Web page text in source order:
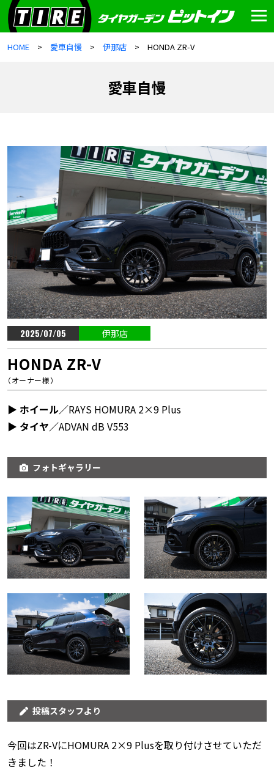
HOME 愛車自慢 伊那店 HONDA ZR-V
愛車自慢
2025/07/05 伊那店
HONDA ZR-V
（オーナー様）
▶︎ ホイール／RAYS HOMURA 2×9 Plus
▶︎ タイヤ／ADVAN dB V553
フォトギャラリー
投稿スタッフより
今回はZR-VにHOMURA 2×9 Plusを取り付けさせていただ
きました！